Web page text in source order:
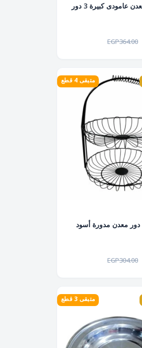
حامل فاكهه معدن عامودى كبيرة 3 دور
EGP364.00
متبقى 4 قطع
حامل فاكهه 2 دور معدن مدورة أسود
EGP304.00
متبقى 3 قطع